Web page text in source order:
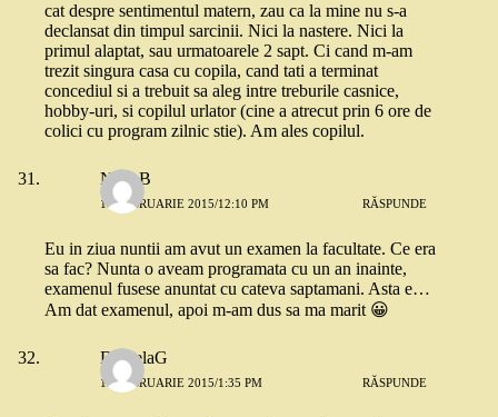
cat despre sentimentul matern, zau ca la mine nu s-a
declansat din timpul sarcinii. Nici la nastere. Nici la
primul alaptat, sau urmatoarele 2 sapt. Ci cand m-am
trezit singura casa cu copila, cand tati a terminat
concediul si a trebuit sa aleg intre treburile casnice,
hobby-uri, si copilul urlator (cine a atrecut prin 6 ore de
colici cu program zilnic stie). Am ales copilul.
Nico B
11 FEBRUARIE 2015/12:10 PM RĂSPUNDE
Eu in ziua nuntii am avut un examen la facultate. Ce era
sa fac? Nunta o aveam programata cu un an inainte,
examenul fusese anuntat cu cateva saptamani. Asta e…
Am dat examenul, apoi m-am dus sa ma marit 😀
DanielaG
11 FEBRUARIE 2015/1:35 PM RĂSPUNDE